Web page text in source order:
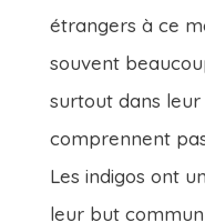
étrangers à ce
souvent
surtout dans leur
comprennent
Les indigos ont
leur but